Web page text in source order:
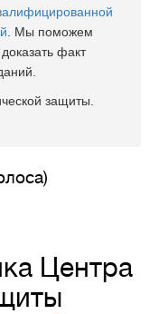
. Мы поможем
факт
защиты.
Центра